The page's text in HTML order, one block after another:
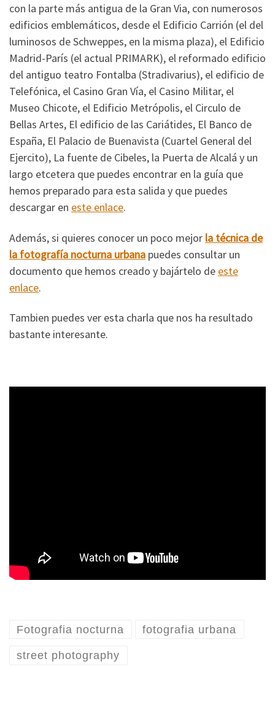
con la parte más antigua de la Gran Via, con numerosos
edificios emblemáticos, desde el Edificio Carrión (el del
luminosos de Schweppes, en la misma plaza), el Edificio
Madrid-París (el actual PRIMARK), el reformado edificio
del antiguo teatro Fontalba (Stradivarius), el edificio de
Telefónica, el Casino Gran Vía, el Casino Militar, el
Museo Chicote, el Edificio Metrópolis, el Circulo de
Bellas Artes, El edificio de las Cariátides, El Banco de
España, El Palacio de Buenavista (Cuartel General del
Ejercito), La fuente de Cibeles, la Puerta de Alcalá y un
largo etcetera que puedes encontrar en la guía que
hemos preparado para esta salida y que puedes
descargar en este enlace.
Además, si quieres conocer un poco mejor la técnica de
la fotografía nocturna urbana puedes consultar un
documento que hemos creado y bajártelo de este
enlace.
Tambien puedes ver esta charla que nos ha resultado
bastante interesante.
Fotografia nocturna fotografia urbana
street photography